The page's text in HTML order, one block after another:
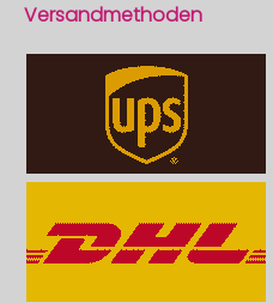
Versandmethoden